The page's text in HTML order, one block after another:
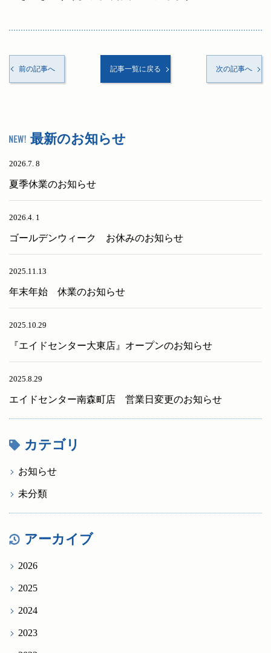
前の記事へ 記事一覧に戻る 次の記事へ
最新のお知らせ
2026.7. 8
夏季休業のお知らせ
2026.4. 1
ゴールデンウィーク お休みのお知らせ
2025.11.13
年末年始 休業のお知らせ
2025.10.29
『エイドセンター大東店』オープンのお知らせ
2025.8.29
エイドセンター南森町店 営業日変更のお知らせ
カテゴリ
お知らせ
未分類
アーカイブ
2026
2025
2024
2023